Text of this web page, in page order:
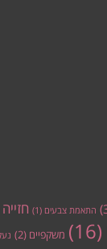
התאמת צבעים (1) חזייה
(16) משקפיים (2)